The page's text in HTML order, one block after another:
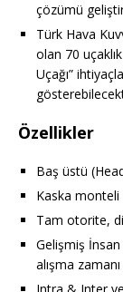
çözümü
Türk Hava
olan 70
Uçağı”
Özellikler
Baş üstü
Kaska
Tam otorite,
Gelişmiş
alışma zamanı